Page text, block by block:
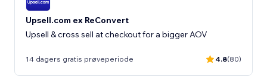
Upsell.com ex ReConvert
Upsell & cross sell at checkout for a bigger AOV
14 dagers gratis prøveperiode 4.8(80)